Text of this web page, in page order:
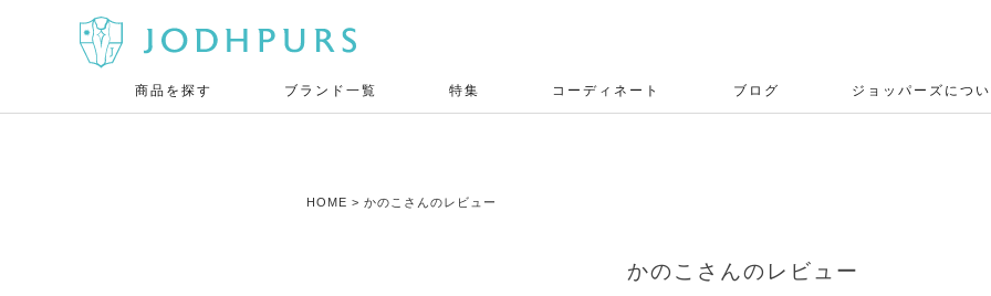
商品を探す ブランド一覧 特集 コーディネート ブログ ジョッパーズについ
HOME かのこさんのレビュー
かのこさんのレビュー